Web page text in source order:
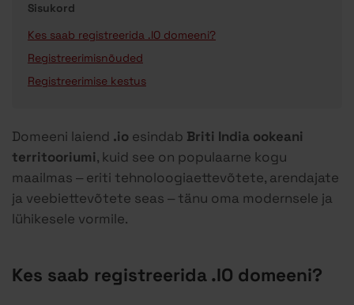
Sisukord
Kes saab registreerida .IO domeeni?
Registreerimisnõuded
Registreerimise kestus
Domeeni laiend .io esindab Briti India ookeani
territooriumi, kuid see on populaarne kogu
maailmas – eriti tehnoloogiaettevõtete, arendajate
ja veebiettevõtete seas – tänu oma modernsele ja
lühikesele vormile.
Kes saab registreerida .IO domeeni?